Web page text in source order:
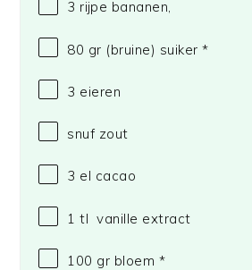
3 rijpe bananen,
80 gr (bruine) suiker *
3 eieren
snuf zout
3 el cacao
1 tl vanille extract
100 gr bloem *